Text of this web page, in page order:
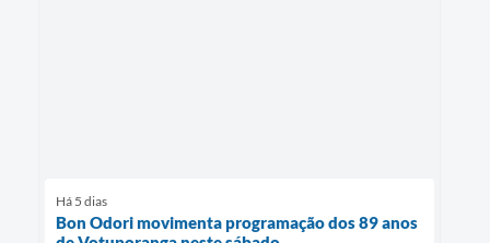
Há 5 dias
Bon Odori movimenta programação dos 89 anos